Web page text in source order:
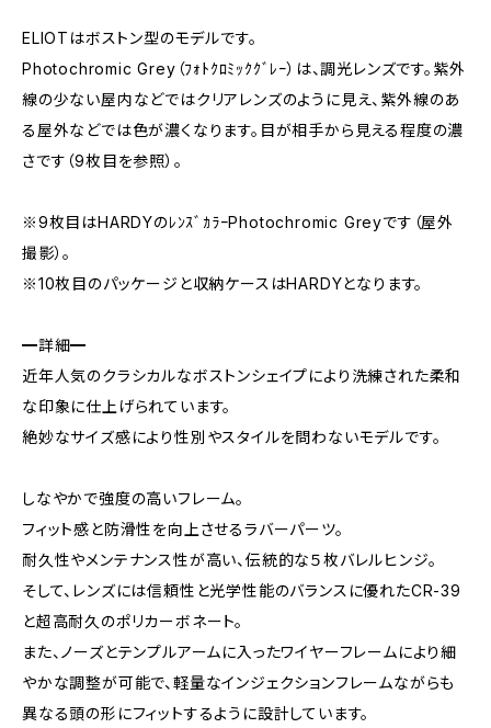
ELIOTはボストン型のモデルです。
Photochromic Grey（ﾌｫﾄｸﾛﾐｯｸｸﾞﾚｰ）は、調光レンズです。紫外
線の少ない屋内などではクリアレンズのように見え、紫外線のあ
る屋外などでは色が濃くなります。目が相手から見える程度の濃
さです（9枚目を参照）。
※9枚目はHARDYのﾚﾝｽﾞｶﾗｰPhotochromic Greyです（屋外
撮影）。
※10枚目のパッケージと収納ケースはHARDYとなります。
━詳細━
近年人気のクラシカルなボストンシェイプにより洗練された柔和
な印象に仕上げられています。
絶妙なサイズ感により性別やスタイルを問わないモデルです。
しなやかで強度の高いフレーム。
フィット感と防滑性を向上させるラバーパーツ。
耐久性やメンテナンス性が高い、伝統的な５枚バレルヒンジ。
そして、レンズには信頼性と光学性能のバランスに優れたCR-39
と超高耐久のポリカーボネート。
また、ノーズとテンプルアームに入ったワイヤーフレームにより細
やかな調整が可能で、軽量なインジェクションフレームながらも
異なる頭の形にフィットするように設計しています。